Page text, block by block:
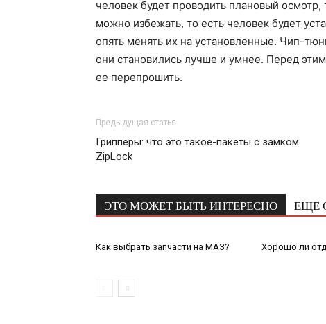
человек будет проводить плановый осмотр,
можно избежать, то есть человек будет
опять менять их на установленные. Чип-
они становились лучше и умнее. Перед
ее перепрошить.
Предыдущая статья
Грипперы: что это такое-пакеты с замком
ZipLock
ЭТО МОЖЕТ БЫТЬ ИНТЕРЕСНО ЕЩЕ
Как выбрать запчасти на МАЗ? Хорошо ли